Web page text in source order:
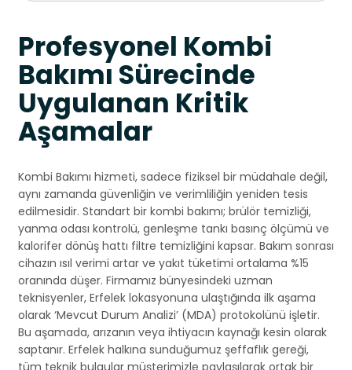
Profesyonel Kombi
Bakımı Sürecinde
Uygulanan Kritik
Aşamalar
Kombi Bakımı hizmeti, sadece fiziksel bir müdahale değil,
aynı zamanda güvenliğin ve verimliliğin yeniden tesis
edilmesidir. Standart bir kombi bakımı; brülör temizliği,
yanma odası kontrolü, genleşme tankı basınç ölçümü ve
kalorifer dönüş hattı filtre temizliğini kapsar. Bakım sonrası
cihazın ısıl verimi artar ve yakıt tüketimi ortalama %15
oranında düşer. Firmamız bünyesindeki uzman
teknisyenler, Erfelek lokasyonuna ulaştığında ilk aşama
olarak ‘Mevcut Durum Analizi’ (MDA) protokolünü işletir.
Bu aşamada, arızanın veya ihtiyacın kaynağı kesin olarak
saptanır. Erfelek halkına sunduğumuz şeffaflık gereği,
tüm teknik bulgular müşterimizle paylaşılarak ortak bir